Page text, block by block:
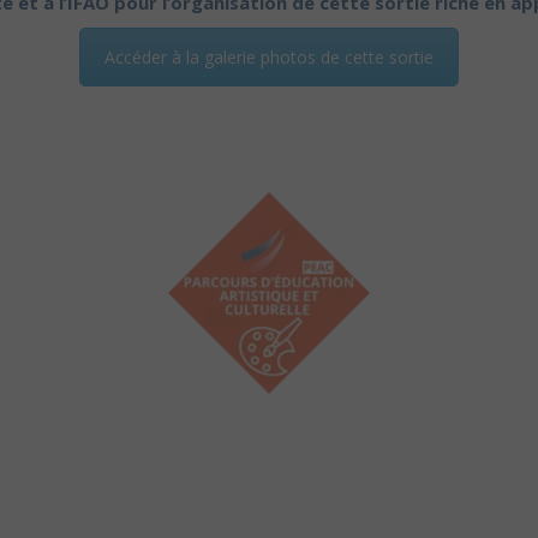
Accéder à la galerie photos de cette sortie